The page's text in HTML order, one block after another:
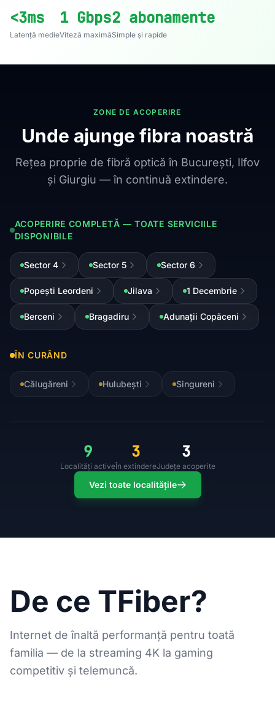
<3ms
Latență medie
1 Gbps
Viteză maximă
2 abonamente
Simple și rapide
ZONE DE ACOPERIRE
Unde ajunge fibra noastră
Rețea proprie de fibră optică în București, Ilfov
și Giurgiu — în continuă extindere.
ACOPERIRE COMPLETĂ — TOATE SERVICIILE
DISPONIBILE
Sector 4 Sector 5 Sector 6
Popești Leordeni Jilava 1 Decembrie
Berceni Bragadiru Adunații Copăceni
ÎN CURÂND
Călugăreni Hulubești Singureni
9
Localități active
3
În extindere
3
Județe acoperite
Vezi toate localitățile
De ce TFiber?
Internet de înaltă performanță pentru toată
familia — de la streaming 4K la gaming
competitiv și telemuncă.